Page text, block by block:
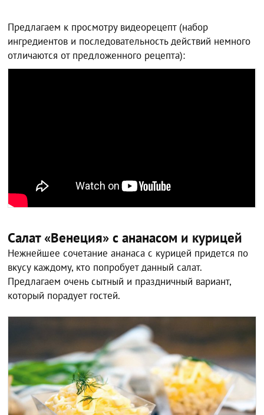
Предлагаем к просмотру видеорецепт (набор
ингредиентов и последовательность действий немного
отличаются от предложенного рецепта):
Салат «Венеция» с ананасом и курицей
Нежнейшее сочетание ананаса с курицей придется по
вкусу каждому, кто попробует данный салат.
Предлагаем очень сытный и праздничный вариант,
который порадует гостей.